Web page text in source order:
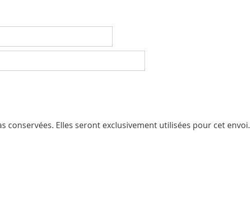
conservées. Elles seront exclusivement utilisées pour cet envoi.